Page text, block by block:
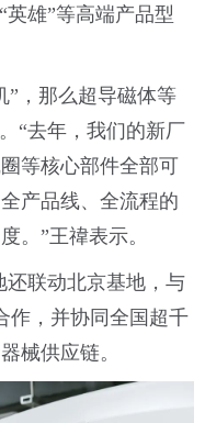
雄”等高端产品型
”，那么超导磁体等
“去年，我们的新厂
等核心部件全部可
产品线、全流程的
。”王禕表示。
还联动北京基地，与
作，并协同全国超千
械供应链。